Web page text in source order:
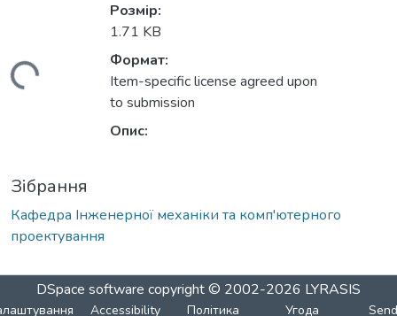
Розмір:
1.71 KB
Формат:
Item-specific license agreed upon
to submission
Опис:
Зібрання
Кафедра Інженерної механіки та комп'ютерного
проектування
DSpace software copyright © 2002-2026 LYRASIS
Accessibility Політика Угода Send